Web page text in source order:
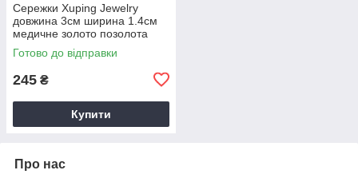
Сережки Xuping Jewelry
довжина 3см ширина 1.4см
медичне золото позолота
18К с1707
Готово до відправки
245 ₴
Купити
Про нас